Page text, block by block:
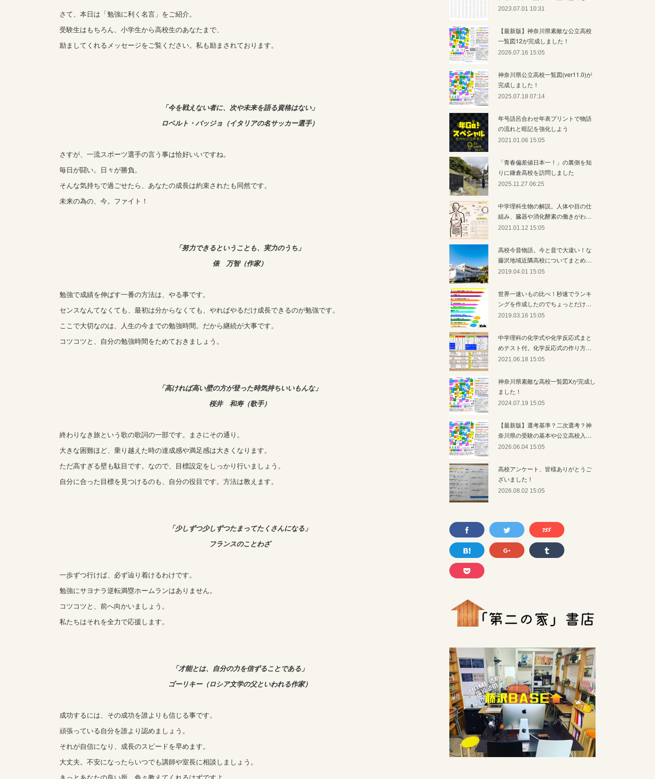
さて、本日は「勉強に利く名言」をご紹介。
受験生はもちろん、小学生から高校生のあなたまで、
励ましてくれるメッセージをご覧ください。私も励まされております。
「今を戦えない者に、次や未来を語る資格はない」
ロベルト・バッジョ（イタリアの名サッカー選手）
さすが、一流スポーツ選手の言う事は恰好いいですね。
毎日が闘い。日々が勝負。
そんな気持ちで過ごせたら、あなたの成長は約束されたも同然です。
未来の為の、今。ファイト！
「努力できるということも、実力のうち」
俵 万智（作家）
勉強で成績を伸ばす一番の方法は、やる事です。
センスなんてなくても、最初は分からなくても、やればやるだけ成長できるのが勉強です。
ここで大切なのは、人生の今までの勉強時間。だから継続が大事です。
コツコツと、自分の勉強時間をためておきましょう。
「高ければ高い壁の方が登った時気持ちいいもんな」
桜井 和寿（歌手）
終わりなき旅という歌の歌詞の一部です。まさにその通り。
大きな困難ほど、乗り越えた時の達成感や満足感は大きくなります。
ただ高すぎる壁も駄目です。なので、目標設定をしっかり行いましょう。
自分に合った目標を見つけるのも、自分の役目です。方法は教えます。
「少しずつ少しずつたまってたくさんになる」
フランスのことわざ
一歩ずつ行けば、必ず辿り着けるわけです。
勉強にサヨナラ逆転満塁ホームランはありません。
コツコツと、前へ向かいましょう。
私たちはそれを全力で応援します。
「才能とは、自分の力を信ずることである」
ゴーリキー（ロシア文学の父といわれる作家）
成功するには、その成功を誰よりも信じる事です。
頑張っている自分を誰より認めましょう。
それが自信になり、成長のスピードを早めます。
大丈夫。不安になったらいつでも講師や室長に相談しましょう。
きっとあなたの良い所、色々教えてくれるはずですよ。
2023.07.01 10:31
【最新版】神奈川県素敵な公立高校
一覧図12が完成しました！
2026.07.16 15:05
神奈川県公立高校一覧図(ver11.0)が
完成しました！
2025.07.18 07:14
年号語呂合わせ年表プリントで物語
の流れと暗記を強化しよう
2021.01.06 15:05
「青春偏差値日本一！」の裏側を知
りに鎌倉高校を訪問しました
2025.11.27 06:25
中学理科生物の解説。人体や目の仕
組み、臓器や消化酵素の働きがわ…
2021.01.12 15:05
高校今昔物語。今と昔で大違い！な
藤沢地域近隣高校についてまとめ…
2019.04.01 15:05
世界一速いもの比べ！秒速でランキ
ングを作成したのでちょっとだけ…
2019.03.16 15:05
中学理科の化学式や化学反応式まと
めテスト付。化学反応式の作り方…
2021.06.18 15:05
神奈川県素敵な高校一覧図Xが完成し
ました！
2024.07.19 15:05
【最新版】選考基準？二次選考？神
奈川県の受験の基本や公立高校入…
2026.06.04 15:05
高校アンケート、皆様ありがとうご
ざいました！
2026.08.02 15:05